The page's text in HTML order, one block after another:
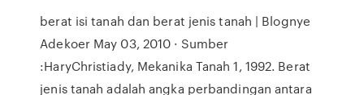
berat isi tanah dan berat jenis tanah | Blognye
Adekoer May 03, 2010 · Sumber
:HaryChristiady, Mekanika Tanah 1, 1992. Berat
jenis tanah adalah angka perbandingan antara